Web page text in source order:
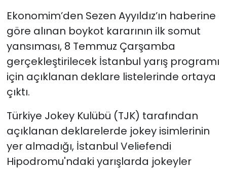
Ekonomim’den Sezen Ayyıldız’ın haberine
göre alınan boykot kararının ilk somut
yansıması, 8 Temmuz Çarşamba
gerçekleştirilecek İstanbul yarış programı
için açıklanan deklare listelerinde ortaya
çıktı.
Türkiye Jokey Kulübü (TJK) tarafından
açıklanan deklarelerde jokey isimlerinin
yer almadığı, İstanbul Veliefendi
Hipodromu'ndaki yarışlarda jokeyler